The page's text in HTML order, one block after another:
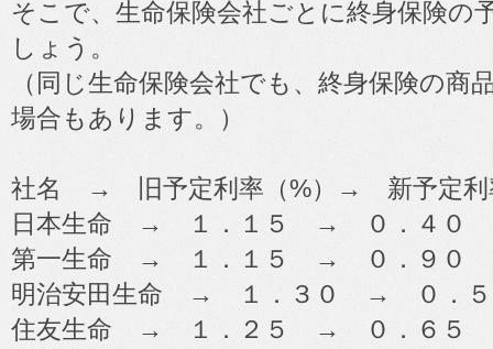
そこで、生命保険会社ごとに終身保険の
しょう。
（同じ生命保険会社でも、終身保険の商
場合もあります。）
社名 → 旧予定利率（%）→ 新予定利
日本生命 → １．１５ → ０．４０
第一生命 → １．１５ → ０．９０
明治安田生命 → １．３０ → ０．５
住友生命 → １．２５ → ０．６５